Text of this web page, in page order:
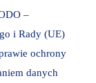
–
i Rady (UE)
ochrony
danych